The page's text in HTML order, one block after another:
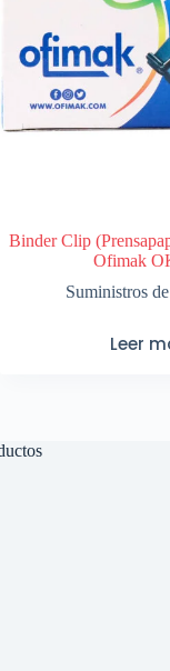
Binder Clip
Ofimak
Suministros
Leer